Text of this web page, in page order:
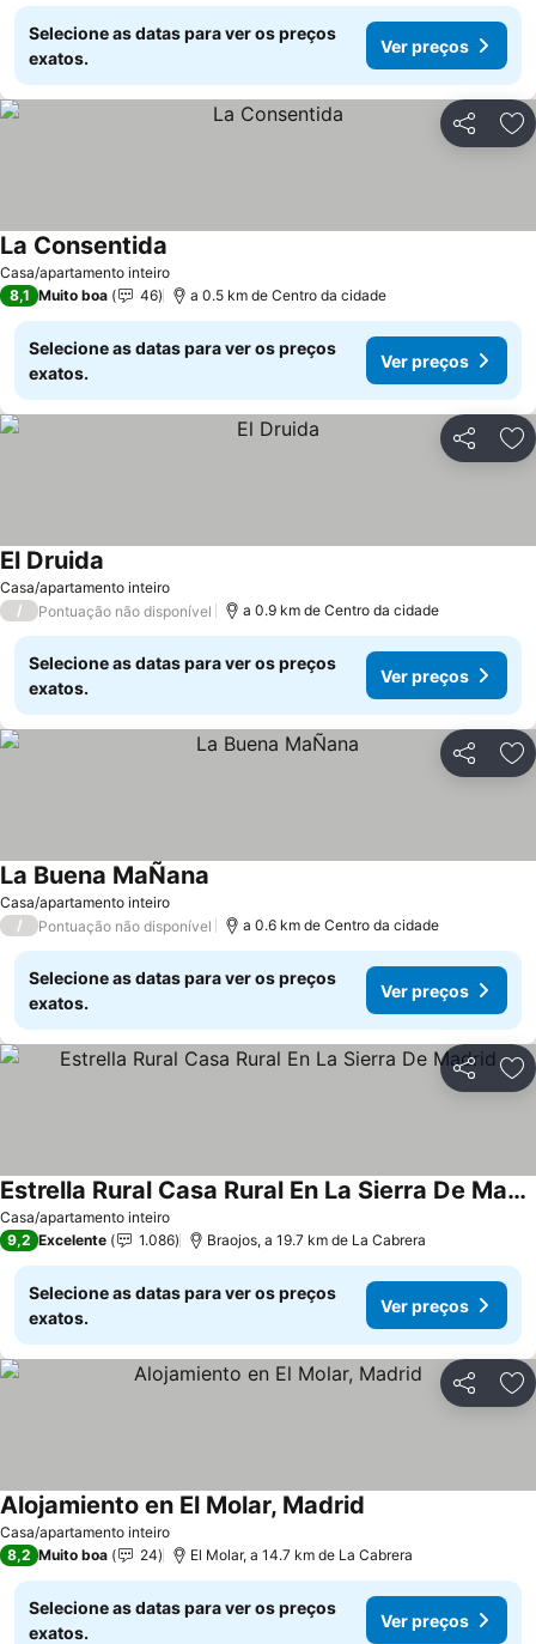
Selecione as datas para ver os preços
exatos.
Ver preços
Partilhar
Casa/apartamento inteiro
La Consentida
8,1 Muito boa 46 a 0.5 km de Centro da cidade
Selecione as datas para ver os preços
exatos.
Ver preços
Partilhar
Casa/apartamento inteiro
El Druida
/ Pontuação não disponível a 0.9 km de Centro da cidade
Selecione as datas para ver os preços
exatos.
Ver preços
Partilhar
Casa/apartamento inteiro
La Buena MaÑana
/ Pontuação não disponível a 0.6 km de Centro da cidade
Selecione as datas para ver os preços
exatos.
Ver preços
Partilhar
Casa/apartamento inteiro
Estrella Rural Casa Rural En La Sierra De Madrid
9,2 Excelente 1.086 Braojos, a 19.7 km de La Cabrera
Selecione as datas para ver os preços
exatos.
Ver preços
Partilhar
Casa/apartamento inteiro
Alojamiento en El Molar, Madrid
8,2 Muito boa 24 El Molar, a 14.7 km de La Cabrera
Selecione as datas para ver os preços
exatos.
Ver preços